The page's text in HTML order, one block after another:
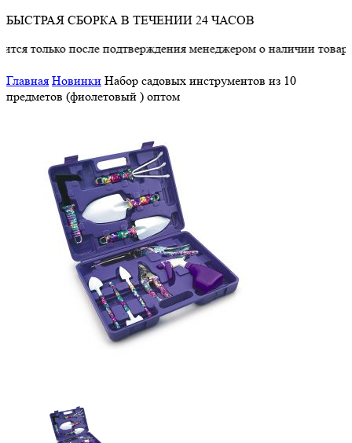
БЫСТРАЯ СБОРКА В ТЕЧЕНИИ 24 ЧАСОВ
после подтверждения менеджером о наличии товара.
Главная Новинки Набор садовых инструментов из 10
предметов (фиолетовый ) оптом